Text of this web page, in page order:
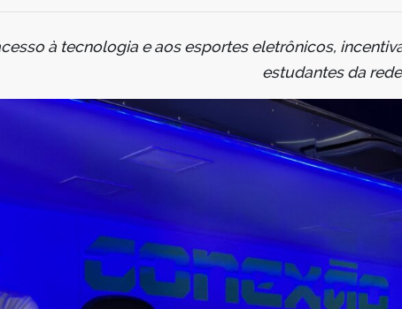
à tecnologia e aos esportes eletrônicos,
estudantes da